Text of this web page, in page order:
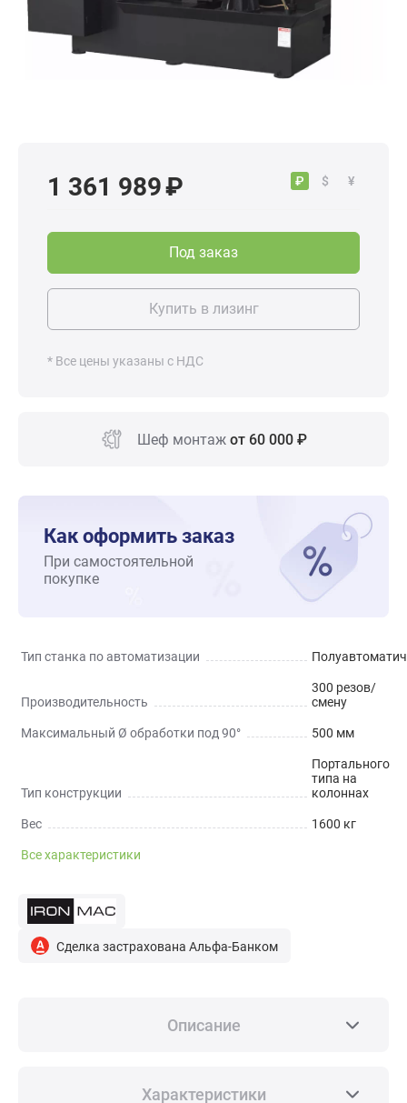
₽ $ ¥
1 361 989 ₽
Под заказ
Купить в лизинг
* Все цены указаны с НДС
Шеф монтаж от 60 000 ₽
Как оформить заказ
При самостоятельной
покупке
Тип станка по автоматизации
Производительность
300 резов/
смену
Максимальный Ø обработки под 90° 500 мм
Тип конструкции
Портального
типа на
колоннах
Вес 1600 кг
Все характеристики
Сделка застрахована Альфа-Банком
Описание
Полуавтоматический ленточнопильный станок
Характеристики